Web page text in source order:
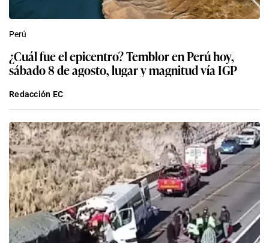
Perú
¿Cuál fue el epicentro? Temblor en Perú hoy,
sábado 8 de agosto, lugar y magnitud vía IGP
Redacción EC